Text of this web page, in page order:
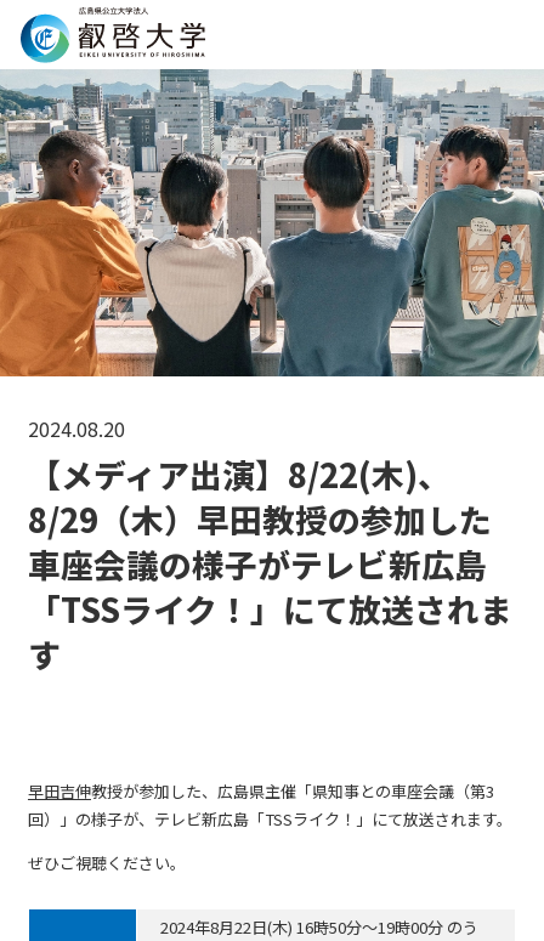
Search
2024.08.20
【メディア出演】8/22(木)、
8/29（木）早田教授の参加した
車座会議の様子がテレビ新広島
「TSSライク！」にて放送されま
す
早田吉伸教授が参加した、広島県主催「県知事との車座会議（第3
回）」の様子が、テレビ新広島「TSSライク！」にて放送されます。
ぜひご視聴ください。
2024年8月22日(木) 16時50分～19時00分 のう